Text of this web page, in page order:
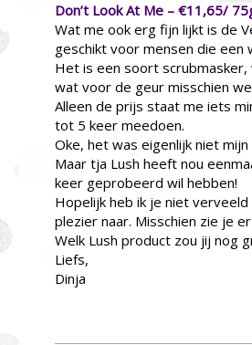
Don’t Look At Me – €11,65/
Wat me ook erg fijn lijkt is de
geschikt voor mensen die een
Het is een soort
wat voor de geur misschien
Alleen de prijs staat me iets
tot 5 keer meedoen.
Oke, het was eigenlijk niet
Maar tja Lush heeft nou
keer geprobeerd wil hebben!
Hopelijk heb ik je niet
plezier naar. Misschien zie je
Welk Lush product zou jij nog
Liefs,
Dinja